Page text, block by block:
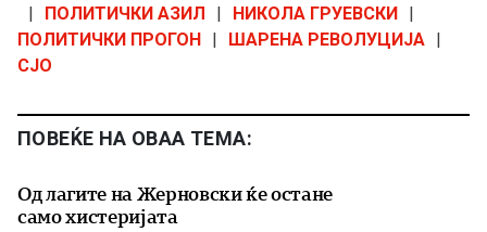
ПОЛИТИЧКИ АЗИЛ НИКОЛА ГРУЕВСКИ
ПОЛИТИЧКИ ПРОГОН
ШАРЕНА РЕВОЛУЦИЈА
СЈО
ПОВЕЌЕ НА ОВАА ТЕМА:
Од лагите на Жерновски ќе остане
само хистеријата